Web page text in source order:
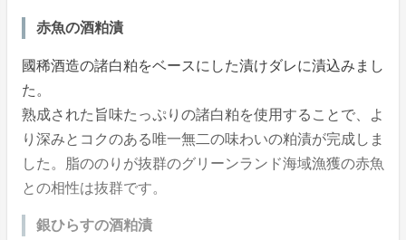
赤魚の酒粕漬
國稀酒造の諸白粕をベースにした漬けダレに漬込みまし
た。
熟成された旨味たっぷりの諸白粕を使用することで、よ
り深みとコクのある唯一無二の味わいの粕漬が完成しま
した。脂ののりが抜群のグリーンランド海域漁獲の赤魚
との相性は抜群です。
銀ひらすの酒粕漬